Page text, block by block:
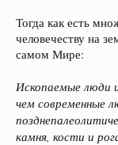
Тогда как есть
человечеству на
самом Мире:
Ископаемые люди
чем современные
камня, кости и